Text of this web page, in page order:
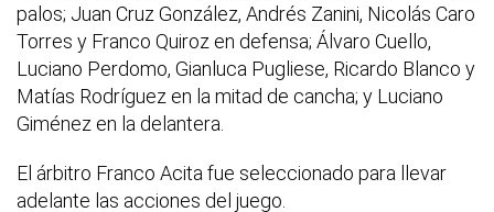
palos; Juan Cruz González, Andrés Zanini, Nicolás Caro
Torres y Franco Quiroz en defensa; Álvaro Cuello,
Luciano Perdomo, Gianluca Pugliese, Ricardo Blanco y
Matías Rodríguez en la mitad de cancha; y Luciano
Giménez en la delantera.
El árbitro Franco Acita fue seleccionado para llevar
adelante las acciones del juego.